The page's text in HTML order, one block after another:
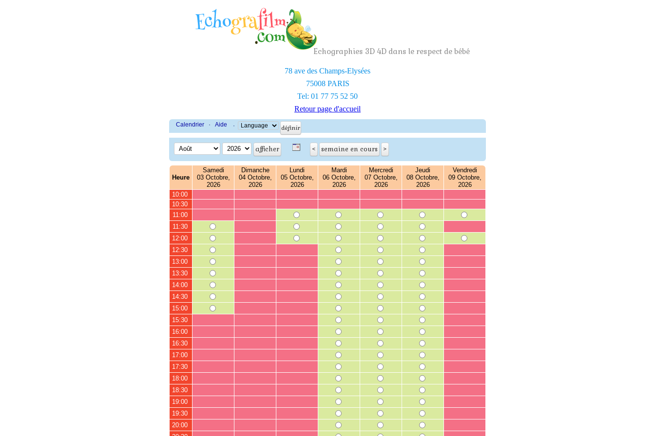
Echographies 3D 4D dans le respect de bébé
78 ave des Champs-Elysées
75008 PARIS
Tel: 01 77 75 52 50
Retour page d'accueil
Calendrier · Aide ·
Heure
Samedi
03 Octobre,
2026
Dimanche
04 Octobre,
2026
Lundi
05 Octobre,
2026
Mardi
06 Octobre,
2026
Mercredi
07 Octobre,
2026
Jeudi
08 Octobre,
2026
Vendredi
09 Octobre,
2026
10:00
10:30
11:00
11:30
12:00
12:30
13:00
13:30
14:00
14:30
15:00
15:30
16:00
16:30
17:00
17:30
18:00
18:30
19:00
19:30
20:00